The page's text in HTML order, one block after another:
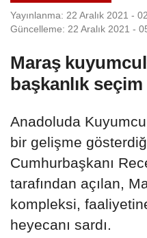
Yayınlanma: 22 Aralık 2021 -
Güncelleme: 22 Aralık 2021 -
Maraş
başkanlık seçim
Anadoluda
bir gelişme
Cumhurbaşkanı
tarafından açılan,
kompleksi,
heyecanı sardı.